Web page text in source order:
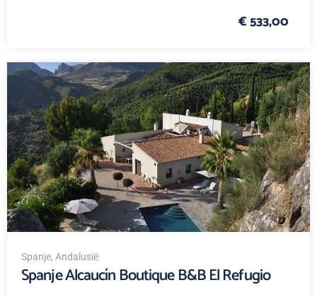
€ 533,00
Spanje, Andalusië
Spanje Alcaucín Boutique B&B El Refugio